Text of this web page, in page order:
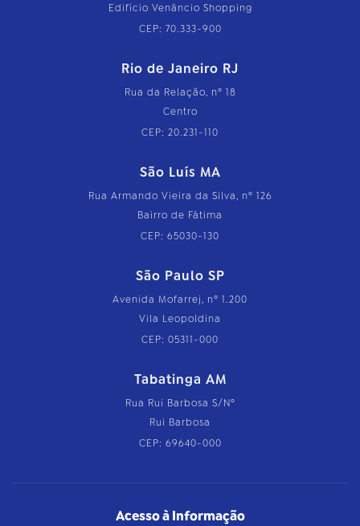
Edifício Venâncio Shopping
CEP: 70.333-900
Rio de Janeiro RJ
Rua da Relação, nº 18
Centro
CEP: 20.231-110
São Luís MA
Rua Armando Vieira da Silva, nº 126
Bairro de Fátima
CEP: 65030-130
São Paulo SP
Avenida Mofarrej, nº 1.200
Vila Leopoldina
CEP: 05311-000
Tabatinga AM
Rua Rui Barbosa S/Nº
Rui Barbosa
CEP: 69640-000
Acesso à Informação